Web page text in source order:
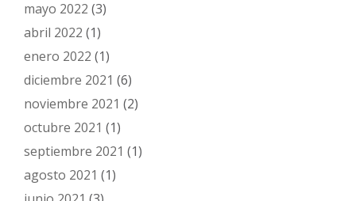
mayo 2022 (3)
abril 2022 (1)
enero 2022 (1)
diciembre 2021 (6)
noviembre 2021 (2)
octubre 2021 (1)
septiembre 2021 (1)
agosto 2021 (1)